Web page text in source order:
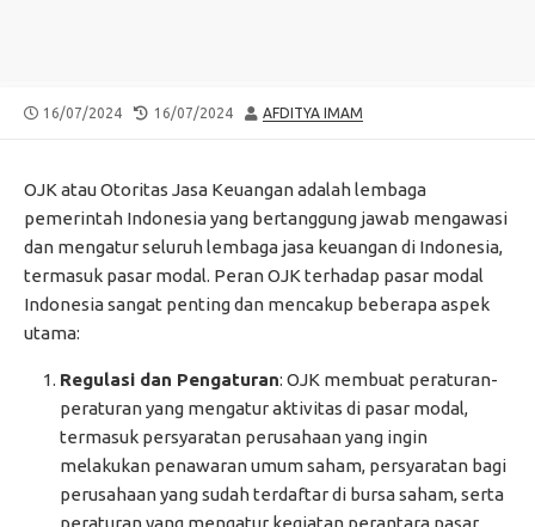
PUBLISHED
16/07/2024
LAST
16/07/2024 AUTHOR
AFDITYA IMAM
OJK atau Otoritas Jasa Keuangan adalah lembaga
pemerintah Indonesia yang bertanggung jawab mengawasi
dan mengatur seluruh lembaga jasa keuangan di Indonesia,
termasuk pasar modal. Peran OJK terhadap pasar modal
Indonesia sangat penting dan mencakup beberapa aspek
utama:
Regulasi dan Pengaturan: OJK membuat peraturan-
peraturan yang mengatur aktivitas di pasar modal,
termasuk persyaratan perusahaan yang ingin
melakukan penawaran umum saham, persyaratan bagi
perusahaan yang sudah terdaftar di bursa saham, serta